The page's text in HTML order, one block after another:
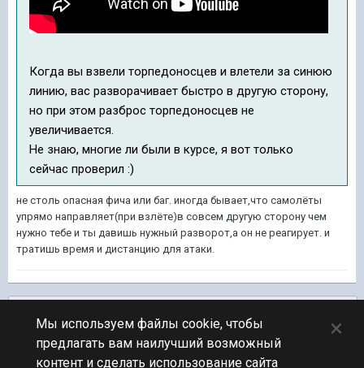
Когда вы взвели торпедоносцев и влетели за синюю
линию, вас разворачивает быстро в другую сторону,
но при этом разброс торпедоносцев не
увеличивается.
Не знаю, многие ли были в курсе, я вот только
сейчас проверил :)
не столь опасная фича или баг. иногда бывает,что самолёты
упрямо направляет(при взлёте)в совсем другую сторону чем
нужно тебе и ты давишь нужный разворот,а он не реагирует. и
тратишь время и дистанцию для атаки.
ПЕРЕЙТИ К СПИСКУ ТЕМ
Мы используем файлы cookie, чтобы
предлагать вам наилучший возможный
контент и сделать использование сайта
×